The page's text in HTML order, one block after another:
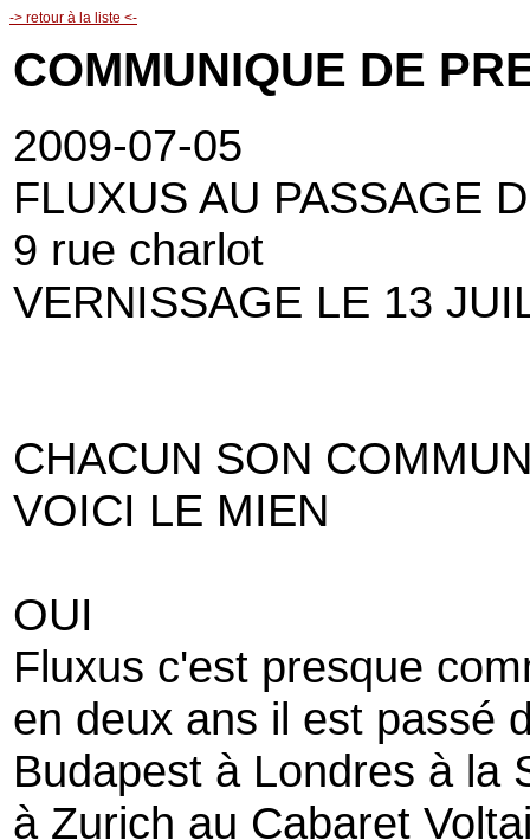
-> retour à la liste <-
COMMUNIQUE DE
2009-07-05
FLUXUS AU PASSAGE
9 rue charlot
VERNISSAGE LE 13
CHACUN SON
VOICI LE MIEN
OUI
Fluxus c'est presque
en deux ans il est passé
Budapest à Londres à la
à Zurich au Cabaret